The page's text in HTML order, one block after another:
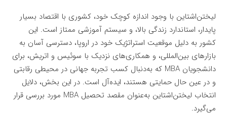
لیختن‌اشتاین با وجود اندازه کوچک خود، کشوری با اقتصاد بسیار
پایدار، استاندارد زندگی بالا، و سیستم آموزشی ممتاز است. این
کشور به دلیل موقعیت استراتژیک خود در اروپا، دسترسی آسان به
بازارهای بین‌المللی، و همکاری‌های نزدیک با سوئیس و اتریش، برای
دانشجویان MBA که به‌دنبال کسب تجربه جهانی در محیطی رقابتی
و در عین حال حمایتی هستند، ایده‌آل است. در این بخش، دلایل
انتخاب لیختن‌اشتاین به‌عنوان مقصد تحصیل MBA مورد بررسی قرار
می‌گیرد.